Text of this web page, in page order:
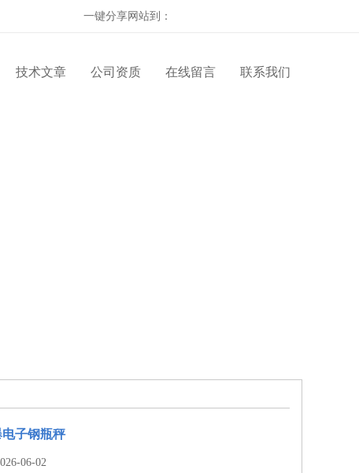
一键分享网站到：
技术文章 公司资质 在线留言 联系我们
电子钢瓶秤
06-02